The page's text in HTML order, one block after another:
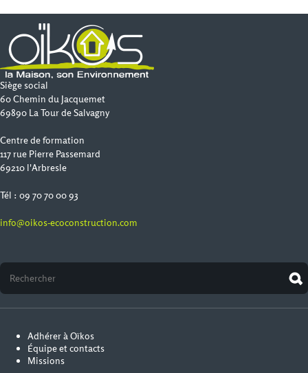
Siège social
60 Chemin du Jacquemet
69890 La Tour de Salvagny
Centre de formation
117 rue Pierre Passemard
69210 l'Arbresle
Tél : 09 70 70 00 93
info@oikos-ecoconstruction.com
Adhérer à Oïkos
Équipe et contacts
Missions